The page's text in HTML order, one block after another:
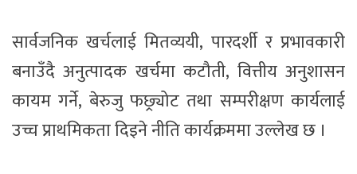
सार्वजनिक खर्चलाई मितव्ययी, पारदर्शी र प्रभावकारी
बनाउँदै अनुत्पादक खर्चमा कटौती, वित्तीय अनुशासन
कायम गर्ने, बेरुजु फछ्र्योट तथा सम्परीक्षण कार्यलाई
उच्च प्राथमिकता दिइने नीति कार्यक्रममा उल्लेख छ ।